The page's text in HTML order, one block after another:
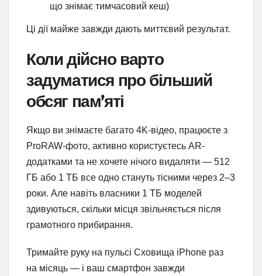
що знімає тимчасовий кеш)
Ці дії майже завжди дають миттєвий результат.
Коли дійсно варто
задуматися про більший
обсяг пам’яті
Якщо ви знімаєте багато 4K-відео, працюєте з
ProRAW-фото, активно користуєтесь AR-
додатками та не хочете нічого видаляти — 512
ГБ або 1 ТБ все одно стануть тісними через 2–3
роки. Але навіть власники 1 ТБ моделей
здивуються, скільки місця звільняється після
грамотного прибирання.
Тримайте руку на пульсі Сховища iPhone раз
на місяць — і ваш смартфон завжди